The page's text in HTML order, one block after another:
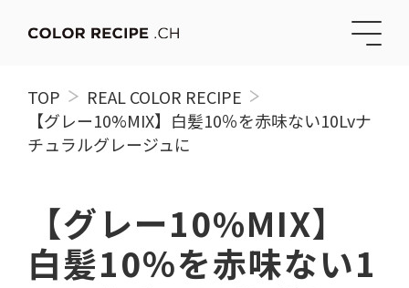
TOP
REAL COLOR RECIPE
【グレー10%MIX】白髪10％を赤味ない10Lvナ
チュラルグレージュに
【グレー10%MIX】
白髪10％を赤味ない1